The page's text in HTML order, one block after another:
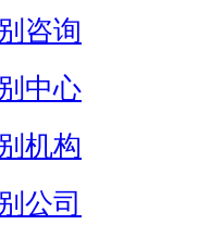
咨询
中心
机构
公司